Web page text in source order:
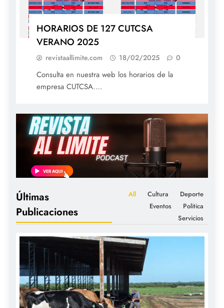
HORARIOS DE 127 CUTCSA
VERANO 2025
revistaallimite.com 18/02/2025 0
Consulta en nuestra web los horarios de la
empresa CUTCSA.…
Últimas
Publicaciones
All Cultura
Deporte
Eventos
Politica
Servicios